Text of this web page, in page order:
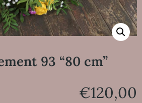
93 “80 cm”
€120,00